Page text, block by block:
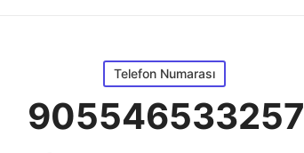
Posted
Telefon Numarası
905546533257